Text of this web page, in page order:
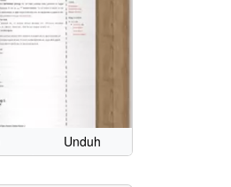
Unduh